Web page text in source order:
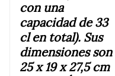
con una
capacidad de 33
cl en total). Sus
dimensiones son
25 x 19 x 27,5 cm